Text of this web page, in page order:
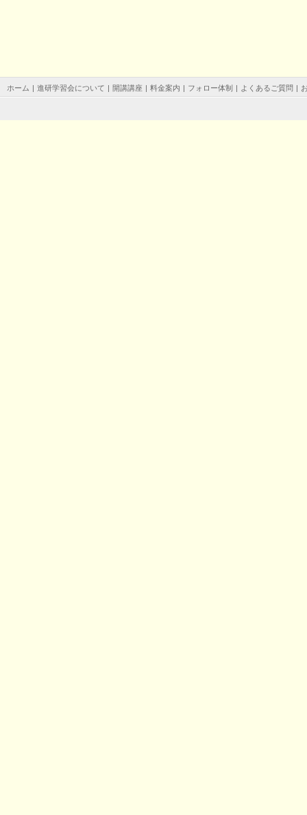
ホーム | 進研学習会について | 開講講座 | 料金案内 | フォロー体制 | よくあるご質問 |